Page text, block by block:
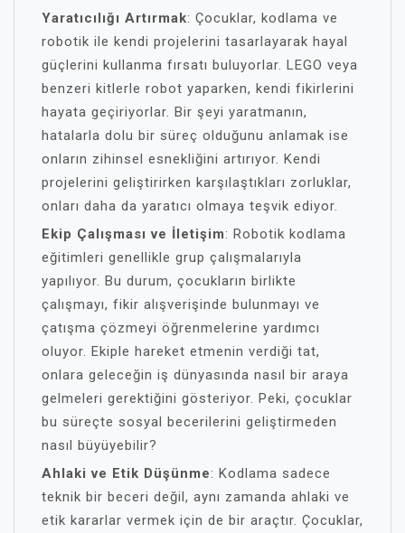
Yaratıcılığı Artırmak: Çocuklar, kodlama ve
robotik ile kendi projelerini tasarlayarak hayal
güçlerini kullanma fırsatı buluyorlar. LEGO veya
benzeri kitlerle robot yaparken, kendi fikirlerini
hayata geçiriyorlar. Bir şeyi yaratmanın,
hatalarla dolu bir süreç olduğunu anlamak ise
onların zihinsel esnekliğini artırıyor. Kendi
projelerini geliştirirken karşılaştıkları zorluklar,
onları daha da yaratıcı olmaya teşvik ediyor.
Ekip Çalışması ve İletişim: Robotik kodlama
eğitimleri genellikle grup çalışmalarıyla
yapılıyor. Bu durum, çocukların birlikte
çalışmayı, fikir alışverişinde bulunmayı ve
çatışma çözmeyi öğrenmelerine yardımcı
oluyor. Ekiple hareket etmenin verdiği tat,
onlara geleceğin iş dünyasında nasıl bir araya
gelmeleri gerektiğini gösteriyor. Peki, çocuklar
bu süreçte sosyal becerilerini geliştirmeden
nasıl büyüyebilir?
Ahlaki ve Etik Düşünme: Kodlama sadece
teknik bir beceri değil, aynı zamanda ahlaki ve
etik kararlar vermek için de bir araçtır. Çocuklar,